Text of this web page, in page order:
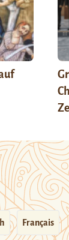
Français